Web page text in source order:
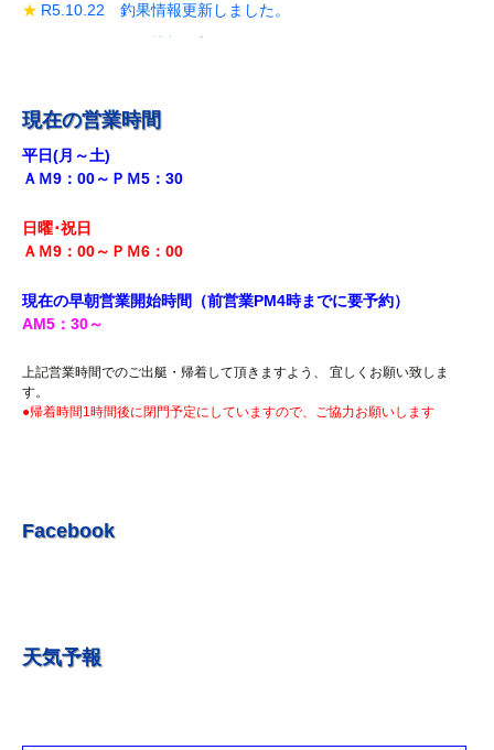
R5.10.22 釣果情報更新しました。
R5.9.28 釣果情報更新しました。
R5.9.18釣果情報更新しました。
R5.8.12 釣果情報更新しました。
R5.7.29 釣果情報更新しました。
R5.7.27 釣果情報更新しました。
R5.7.16 釣果情報更新しました。
R5.7.3 釣果情報更新しました。
R5.5.20 釣果情報更新しました。
R5.3.25釣果情報更新しました。
現在の営業時間
平日(月～土)
ＡＭ9：00～ＰＭ5：30
日曜･祝日
ＡＭ9：00～ＰＭ6 ：00
現在の早朝営業開始時間（前営業PM4時までに要予約）
AM5 ：30～
上記営業時間でのご出艇・帰着して頂きますよう、 宜しくお願い致しま
す。
●帰着時間1時間後に閉門予定にしていますので、ご協力お願いします
Facebook
天気予報